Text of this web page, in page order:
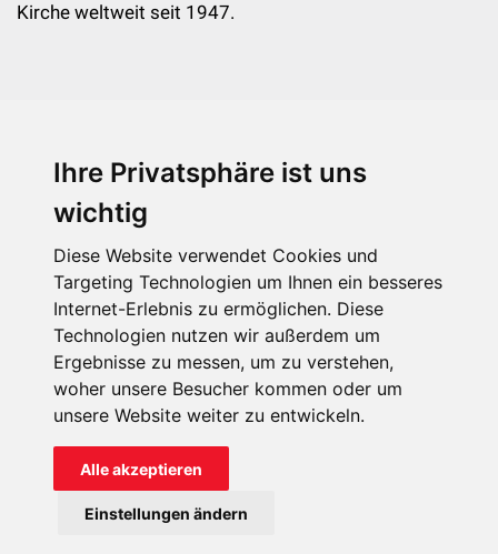
Ihre Privatsphäre ist uns
wichtig
Diese Website verwendet Cookies und
Targeting Technologien um Ihnen ein besseres
Internet-Erlebnis zu ermöglichen. Diese
Technologien nutzen wir außerdem um
Ergebnisse zu messen, um zu verstehen,
woher unsere Besucher kommen oder um
unsere Website weiter zu entwickeln.
Alle akzeptieren
Einstellungen ändern
Kirche weltweit seit 1947.
KIRCHE IN NOT - Österreich
kin@kircheinnot.at
KIN weltweit
Impressum Datenschutz